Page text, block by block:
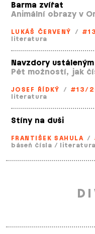
Barma zvířat
Animální obrazy v
LUKÁŠ ČERVENÝ /
literatura
Navzdory
Pět možností, jak
JOSEF ŘÍDKÝ / #13/
literatura
Stíny na duši
FRANTIŠEK SAHULA /
báseň čísla / literatura